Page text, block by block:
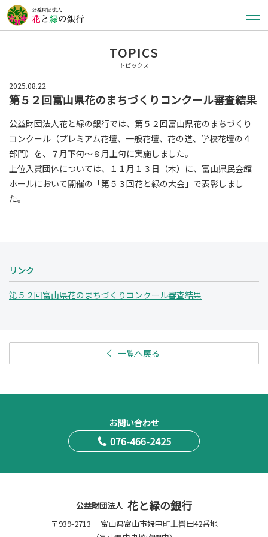
TOPICS
トピックス
2025.08.22
第５２回富山県花のまちづくりコンクール審査結果
公益財団法人花と緑の銀行では、第５２回富山県花のまちづくり
コンクール（プレミアム花壇、一般花壇、花の道、学校花壇の４
部門）を、７月下旬～８月上旬に実施しました。
上位入賞団体については、１１月１３日（木）に、富山県民会館
ホールにおいて開催の「第５３回花と緑の大会」で表彰しまし
た。
リンク
第５２回富山県花のまちづくりコンクール審査結果
一覧へ戻る
お問い合わせ
076-466-2425
公益財団法人 花と緑の銀行
〒939-2713 富山県富山市婦中町上轡田42番地